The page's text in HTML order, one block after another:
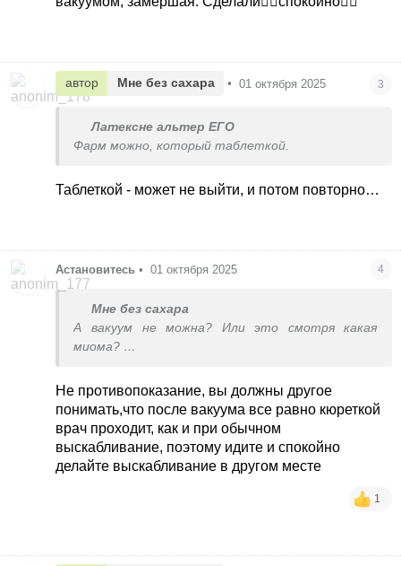
автор Мне без сахара • 01 октября 2025 3
Латексне альтер ЕГО
Фарм можно, который таблеткой.
Таблеткой - может не выйти, и потом повторно…
Астановитесь • 01 октября 2025 4
Мне без сахара
А вакуум не можна? Или это смотря какая
миома?
вакуумом, замершая. Сделали🤷‍♀️спокойно🤷‍♀️
Не противопоказание, вы должны другое
понимать,что после вакуума все равно кюреткой
врач проходит, как и при обычном
выскабливание, поэтому идите и спокойно
делайте выскабливание в другом месте
1